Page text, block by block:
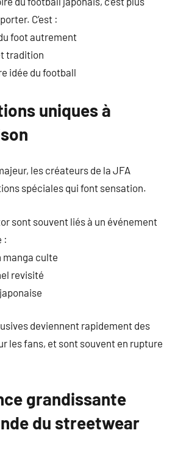
C’est :
foot autrement
tradition
idée du football
uniques à
les créateurs de la JFA
spéciales qui font sensation.
sont souvent liés à un événement
:
manga culte
revisité
deviennent rapidement des
les fans, et sont souvent en rupture
grandissante
du streetwear